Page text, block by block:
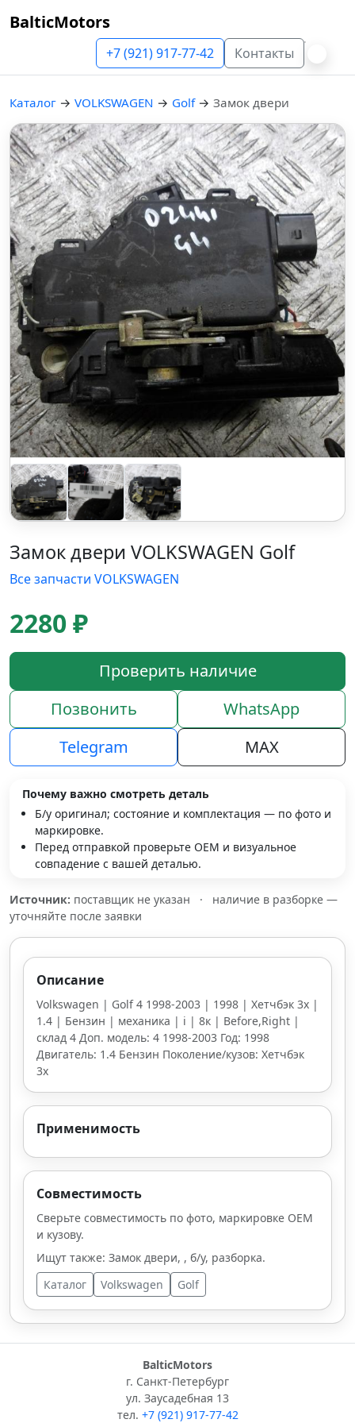
BalticMotors
+7 (921) 917-77-42 Контакты
Каталог → VOLKSWAGEN → Golf → Замок двери
Замок двери VOLKSWAGEN Golf
Все запчасти VOLKSWAGEN
2280 ₽
Проверить наличие
Позвонить
WhatsApp
Telegram
MAX
Почему важно смотреть деталь
Б/у оригинал; состояние и комплектация — по фото и
маркировке.
Перед отправкой проверьте OEM и визуальное
совпадение с вашей деталью.
Источник: поставщик не указан ·
наличие в разборке —
уточняйте после заявки
Описание
Volkswagen | Golf 4 1998-2003 | 1998 | Хетчбэк 3х |
1.4 | Бензин | механика | i | 8к | Before,Right |
склад 4 Доп. модель: 4 1998-2003 Год: 1998
Двигатель: 1.4 Бензин Поколение/кузов: Хетчбэк
3х
Применимость
Совместимость
Сверьте совместимость по фото, маркировке OEM
и кузову.
Ищут также: Замок двери, , б/у, разборка.
Каталог
Volkswagen Golf
BalticMotors
г. Санкт-Петербург
ул. Заусадебная 13
тел. +7 (921) 917-77-42